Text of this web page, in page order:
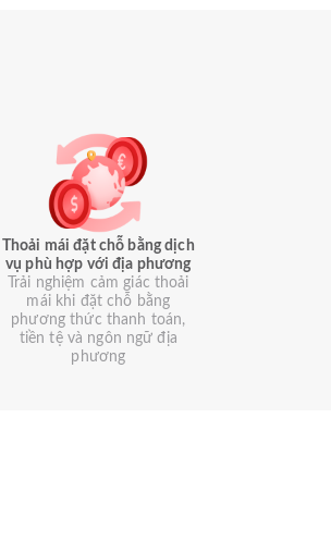
Thoải mái đặt chỗ bằng dịch
vụ phù hợp với địa phương
Trải nghiệm cảm giác thoải
mái khi đặt chỗ bằng
phương thức thanh toán,
tiền tệ và ngôn ngữ địa
phương